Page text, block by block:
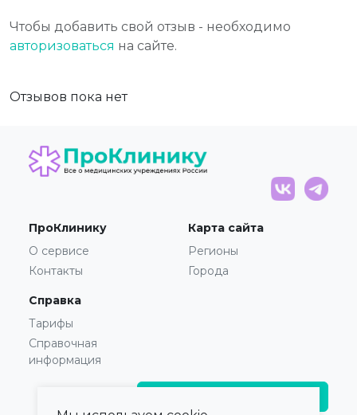
Чтобы добавить свой отзыв - необходимо
авторизоваться на сайте.
Отзывов пока нет
ПроКлинику
О сервисе
Контакты
Карта сайта
Регионы
Города
Справка
Тарифы
Справочная
информация